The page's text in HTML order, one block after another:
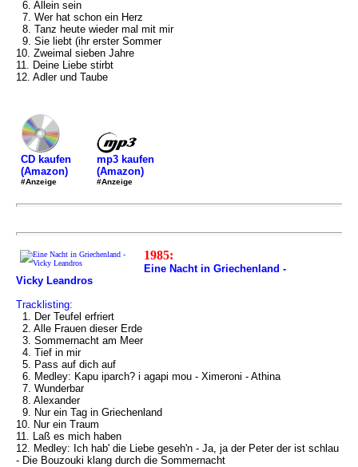
6. Allein sein
7. Wer hat schon ein Herz
8. Tanz heute wieder mal mit mir
9. Sie liebt (ihr erster Sommer
10. Zweimal sieben Jahre
11. Deine Liebe stirbt
12. Adler und Taube
CD kaufen
(Amazon)
#Anzeige
mp3 kaufen
(Amazon)
#Anzeige
1985:
Eine Nacht in Griechenland -
Vicky Leandros
Tracklisting:
1. Der Teufel erfriert
2. Alle Frauen dieser Erde
3. Sommernacht am Meer
4. Tief in mir
5. Pass auf dich auf
6. Medley: Kapu iparch? i agapi mou - Ximeroni - Athina
7. Wunderbar
8. Alexander
9. Nur ein Tag in Griechenland
10. Nur ein Traum
11. Laß es mich haben
12. Medley: Ich hab' die Liebe geseh'n - Ja, ja der Peter der ist schlau
- Die Bouzouki klang durch die Sommernacht